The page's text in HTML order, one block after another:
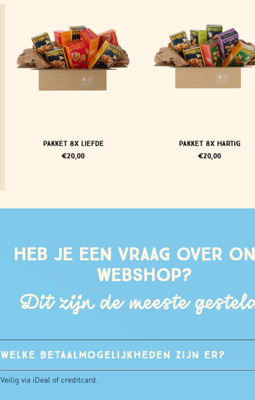
Pakket 8x liefde
€20,00
Pakket 8x hartig
€20,00
Heb je een vraag over
webshop?
Dit zijn de meeste
WELKE BETAALMOGELIJKHEDEN ZIJN ER?
Veilig via iDeal of creditcard.